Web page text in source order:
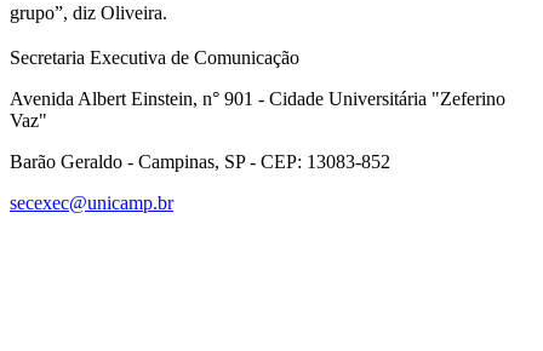
grupo”, diz Oliveira.
Secretaria Executiva de Comunicação
Avenida Albert Einstein, n° 901 - Cidade Universitária "Zeferino
Vaz"
Barão Geraldo - Campinas, SP - CEP: 13083-852
secexec@unicamp.br